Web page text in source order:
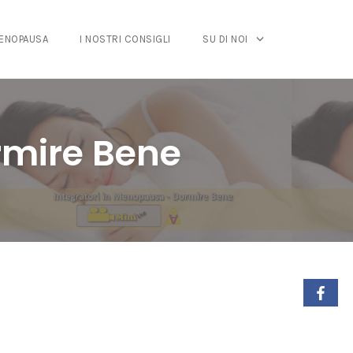
I NOSTRI CONSIGLI SU DI NOI
Bene